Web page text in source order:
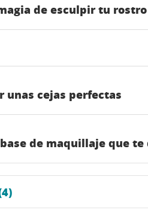
de esculpir tu
unas cejas perfectas
de maquillaje que te